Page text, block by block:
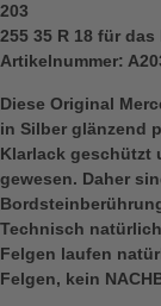
203
255 35 R 18 für
Artikelnummer:
Diese Original
in Silber glänzend
Klarlack geschützt
gewesen. Daher
Technisch
Felgen laufen
Felgen, kein